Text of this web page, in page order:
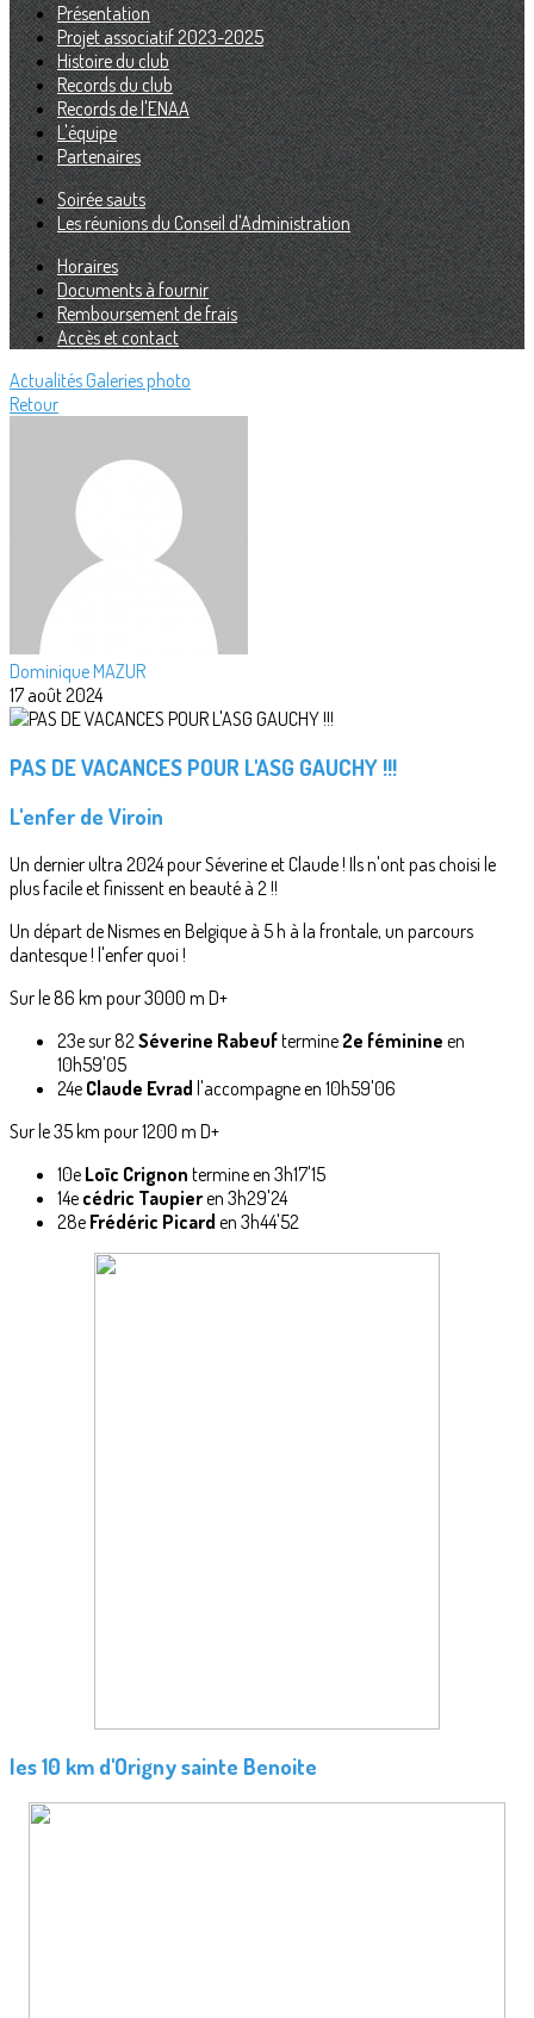
Présentation
Projet associatif 2023-2025
Histoire du club
Records du club
Records de l'ENAA
L'équipe
Partenaires
Soirée sauts
Les réunions du Conseil d'Administration
Horaires
Documents à fournir
Remboursement de frais
Accès et contact
Actualités Galeries photo
Retour
Dominique MAZUR
17 août 2024
PAS DE VACANCES POUR L'ASG GAUCHY !!!
L'enfer de Viroin
Un dernier ultra 2024 pour Séverine et Claude ! Ils n'ont pas choisi le
plus facile et finissent en beauté à 2 !!
Un départ de Nismes en Belgique à 5 h à la frontale, un parcours
dantesque ! l'enfer quoi !
Sur le 86 km pour 3000 m D+
23e sur 82Séverine Rabeuftermine 2e féminine en
10h59'05
24e Claude Evrad l'accompagne en 10h59'06
Sur le 35 km pour 1200 m D+
10e Loïc Crignon termine en 3h17'15
14e cédric Taupieren 3h29'24
28e Frédéric Picard en 3h44'52
les 10 km d'Origny sainte Benoite